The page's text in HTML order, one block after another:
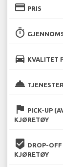
credit_card PRIS
timer
directions_car KVALITET
room_service
flag PICK-UP
KJØRETØY
beenhere DROP-
KJØRETØY